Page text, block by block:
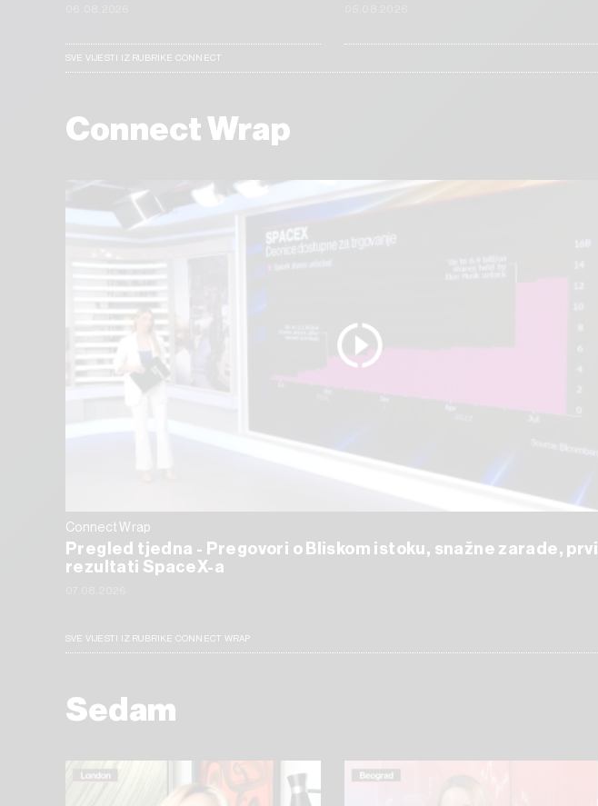
SVE VIJESTI IZ RUBRIKE CONNECT
Connect Wrap
Connect Wrap
Pregled tjedna - Pregovori o Bliskom istoku, snažne zarade, prvi
rezultati SpaceX-a
SVE VIJESTI IZ RUBRIKE CONNECT WRAP
Sedam